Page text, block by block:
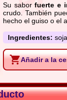
Su saborfuerte e
crudo. También
hecho el guiso o el
Ingredientes:
Añadir a la